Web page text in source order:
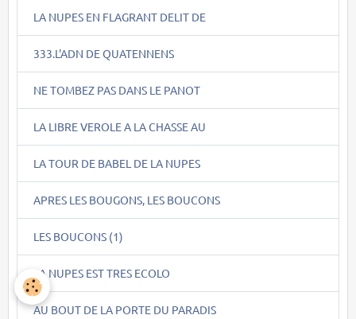
LA NUPES EN FLAGRANT DELIT DE
333.L'ADN DE QUATENNENS
NE TOMBEZ PAS DANS LE PANOT
LA LIBRE VEROLE A LA CHASSE AU
LA TOUR DE BABEL DE LA NUPES
APRES LES BOUGONS, LES BOUCONS
LES BOUCONS (1)
LA NUPES EST TRES ECOLO
AU BOUT DE LA PORTE DU PARADIS